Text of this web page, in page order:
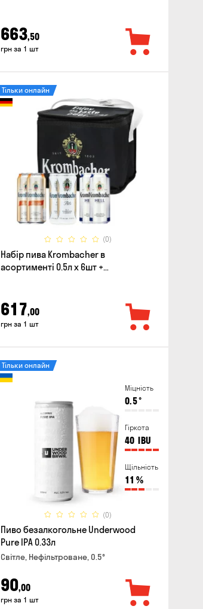
663,50
грн за 1 шт
(0)
Тільки онлайн
Набір пива Krombacher в
асортименті 0.5л х 6шт +
617,00
грн за 1 шт
Міцність
0.5°
Гіркота
40 IBU
Щільність
11 %
(0)
Тільки онлайн
Пиво безалкогольне Underwood
Pure IPA 0.33л
Світле, Нефільтроване, 0.5°
90,00
грн за 1 шт